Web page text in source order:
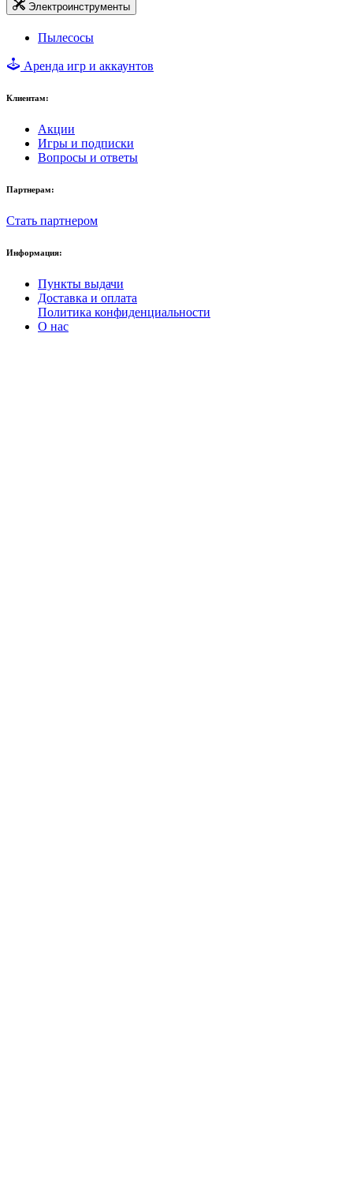
Электроинструменты
Пылесосы
Аренда игр и аккаунтов
Клиентам:
Акции
Игры и подписки
Вопросы и ответы
Партнерам:
Стать партнером
Информация:
Пункты выдачи
Доставка и оплата
Политика конфиденциальности
О нас